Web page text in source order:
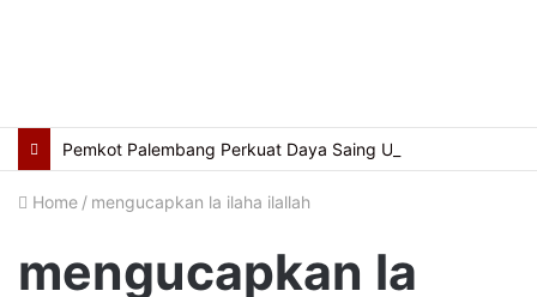
Home / mengucapkan la ilaha ilallah
mengucapkan la